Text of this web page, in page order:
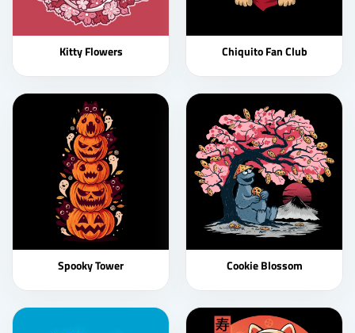
Kitty Flowers Chiquito Fan Club
Spooky Tower Cookie Blossom